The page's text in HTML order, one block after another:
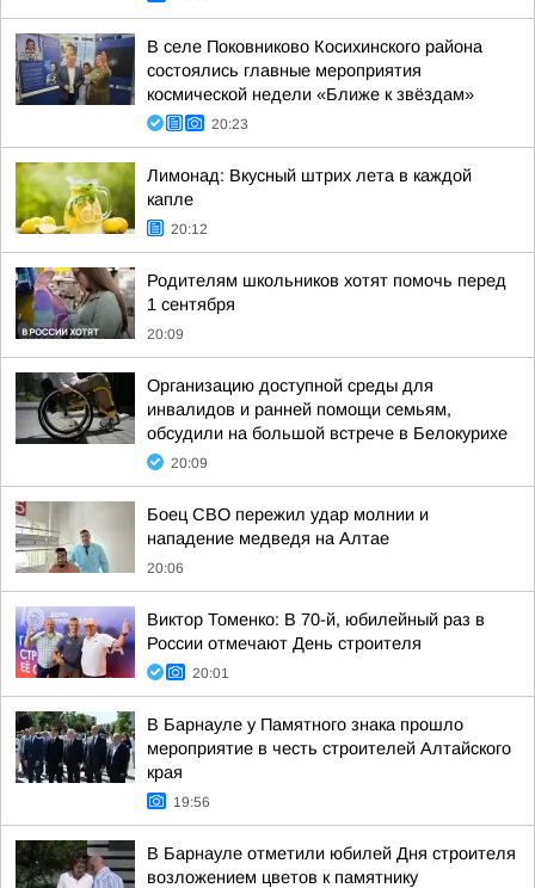
В селе Поковниково Косихинского района
состоялись главные мероприятия
космической недели «Ближе к звёздам»
20:23
Лимонад: Вкусный штрих лета в каждой
капле
20:12
Родителям школьников хотят помочь перед
1 сентября
20:09
Организацию доступной среды для
инвалидов и ранней помощи семьям,
обсудили на большой встрече в Белокурихе
20:09
Боец СВО пережил удар молнии и
нападение медведя на Алтае
20:06
Виктор Томенко: В 70-й, юбилейный раз в
России отмечают День строителя
20:01
В Барнауле у Памятного знака прошло
мероприятие в честь строителей Алтайского
края
19:56
В Барнауле отметили юбилей Дня строителя
возложением цветов к памятнику